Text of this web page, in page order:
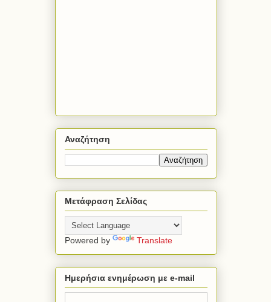
Αναζήτηση
Μετάφραση Σελίδας
Powered by Translate
Ημερήσια ενημέρωση με e-mail